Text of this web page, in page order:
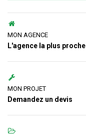
MON AGENCE
L'agence la plus proche
MON PROJET
Demandez un devis